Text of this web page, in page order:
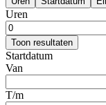
Uren
Toon resultaten
Startdatum
Van
T/m